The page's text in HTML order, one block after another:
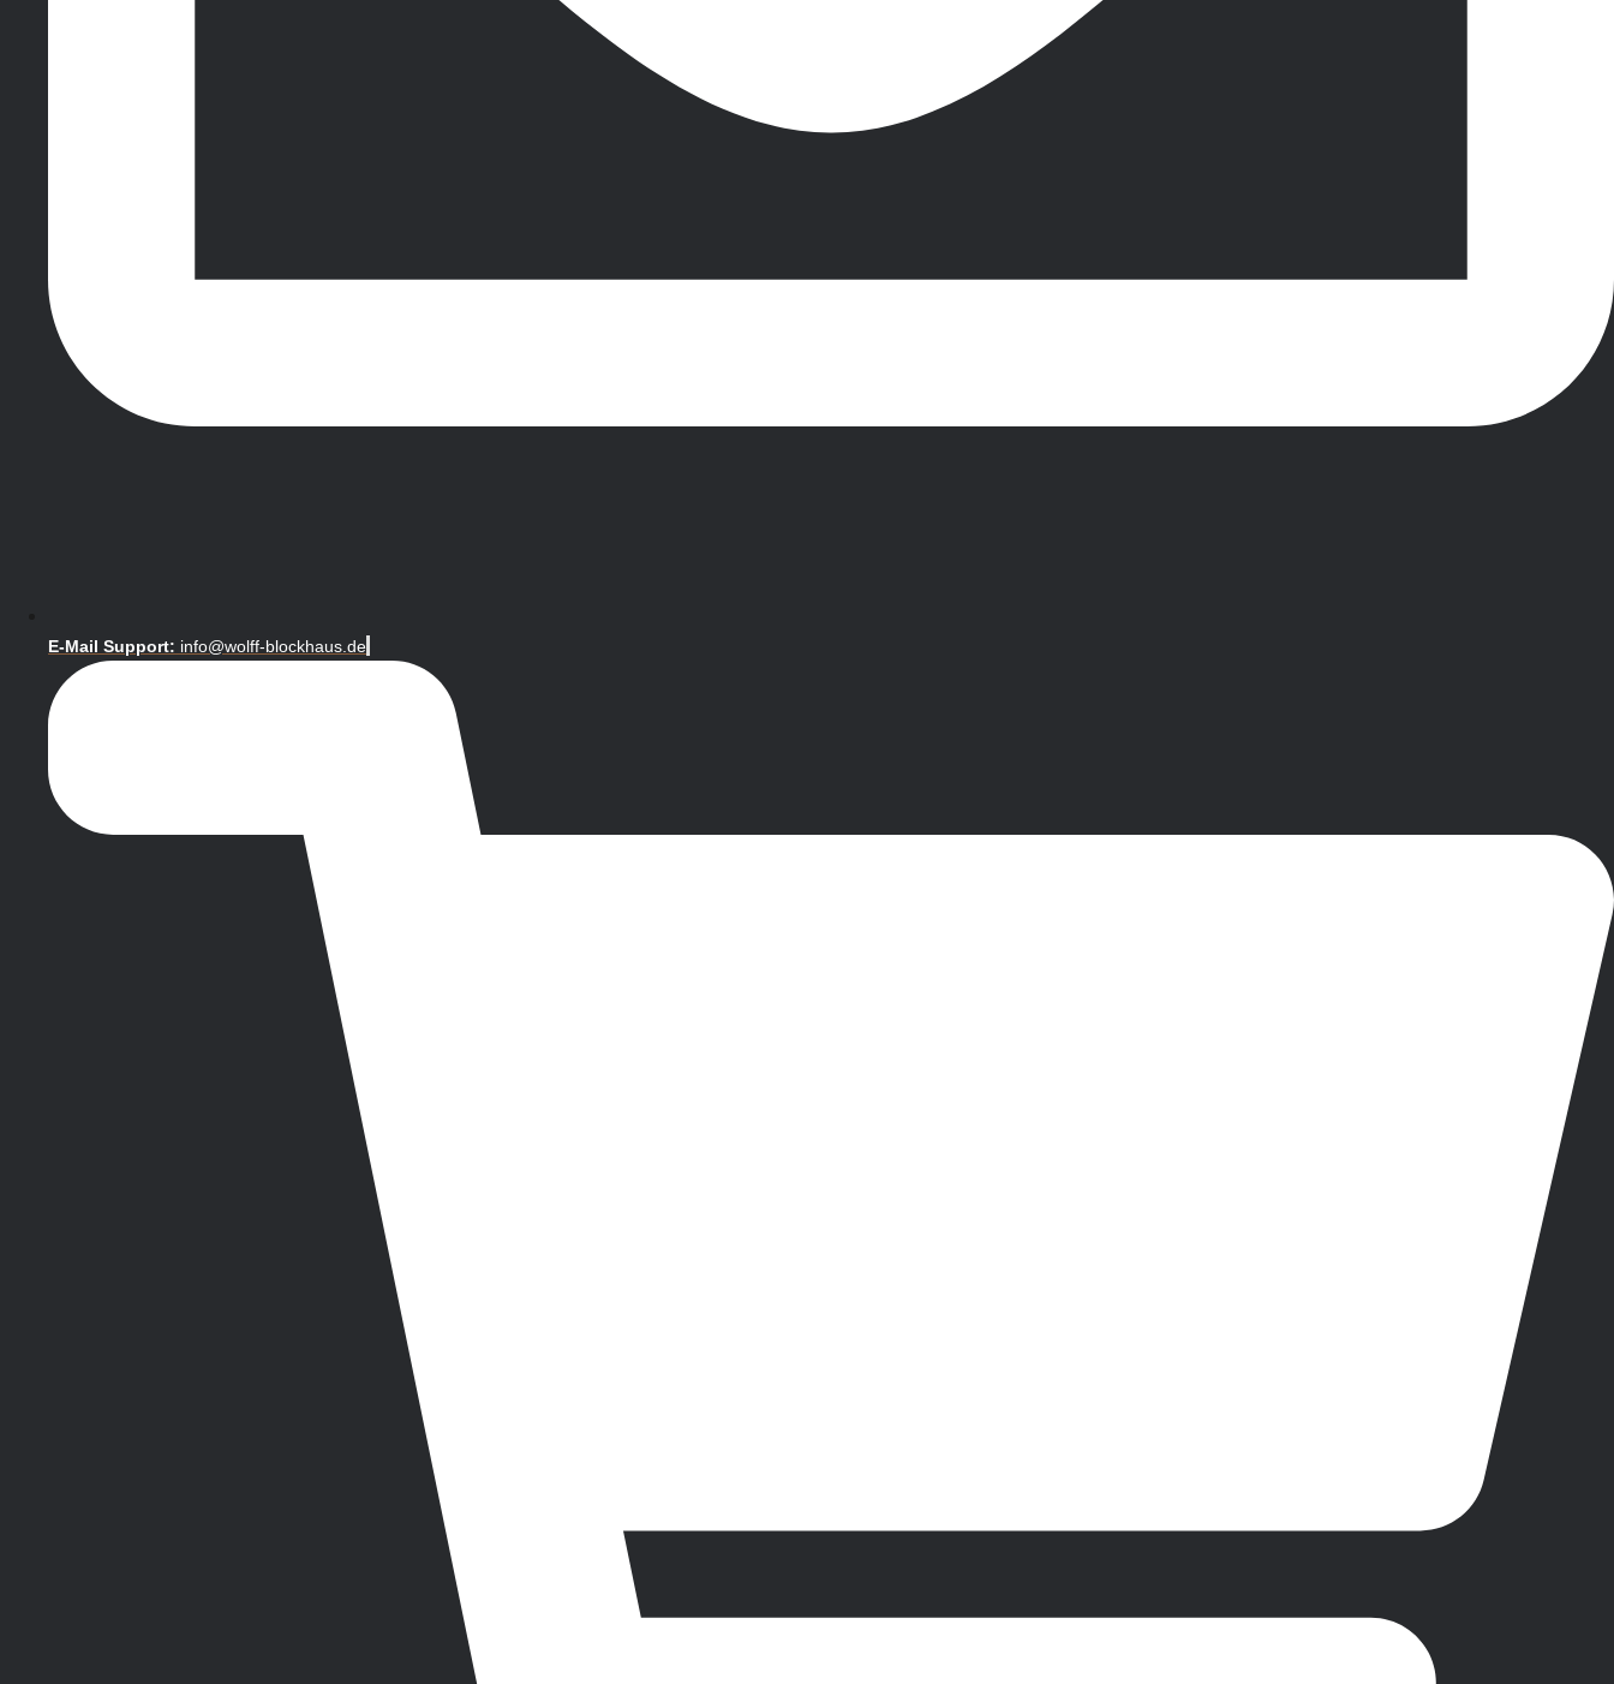
E-Mail Support: info@wolff-blockhaus.de